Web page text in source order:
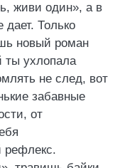
живи один», а в
дает. Только
новый роман
ты ухлопала
не след, вот
забавные
от
рефлекс.